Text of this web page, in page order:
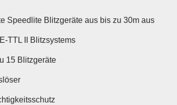
Speedlite Blitzgeräte aus bis zu 30m aus
TTL II Blitzsystems
15 Blitzgeräte